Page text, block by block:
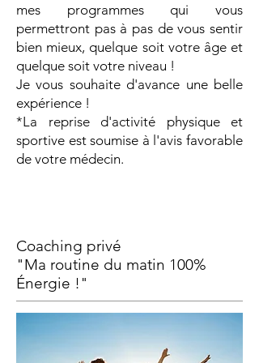
mes programmes qui vous
permettront pas à pas de vous sentir
bien mieux, quelque soit votre âge et
quelque soit votre niveau !
Je vous souhaite d'avance une belle
expérience !
*La reprise d'activité physique et
sportive est soumise à l'avis favorable
de votre médecin.
Coaching privé
"Ma routine du matin 100%
Énergie !"